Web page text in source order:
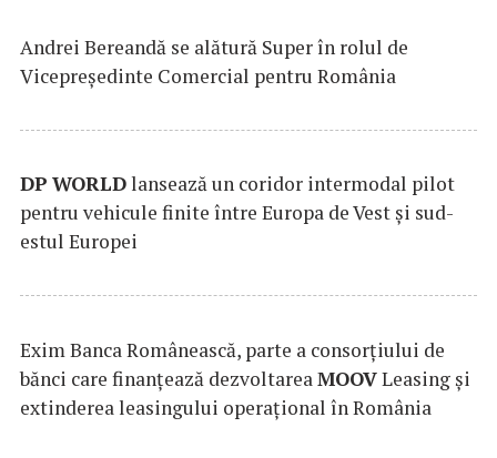
Andrei Bereandă se alătură Super în rolul de
Vicepreședinte Comercial pentru România
DP WORLDlansează un coridor intermodal pilot
pentru vehicule finite între Europa de Vest și sud-
estul Europei
Exim Banca Românească, parte a consorțiului de
bănci care finanțează dezvoltareaMOOVLeasing și
extinderea leasingului operațional în România